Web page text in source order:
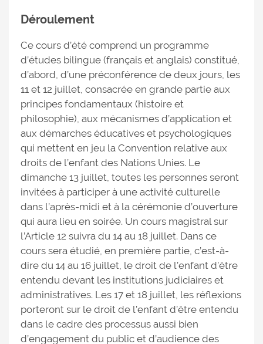
Déroulement
Ce cours d’été comprend un programme
d’études bilingue (français et anglais) constitué,
d’abord, d’une préconférence de deux jours, les
11 et 12 juillet, consacrée en grande partie aux
principes fondamentaux (histoire et
philosophie), aux mécanismes d’application et
aux démarches éducatives et psychologiques
qui mettent en jeu la Convention relative aux
droits de l’enfant des Nations Unies. Le
dimanche 13 juillet, toutes les personnes seront
invitées à participer à une activité culturelle
dans l’après-midi et à la cérémonie d’ouverture
qui aura lieu en soirée. Un cours magistral sur
l’Article 12 suivra du 14 au 18 juillet. Dans ce
cours sera étudié, en première partie, c’est-à-
dire du 14 au 16 juillet, le droit de l’enfant d’être
entendu devant les institutions judiciaires et
administratives. Les 17 et 18 juillet, les réflexions
porteront sur le droit de l’enfant d’être entendu
dans le cadre des processus aussi bien
d’engagement du public et d’audience des